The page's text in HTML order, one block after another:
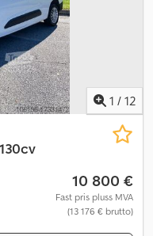
1 / 12
10 800 €
Fast pris pluss MVA
(13 176 € brutto)